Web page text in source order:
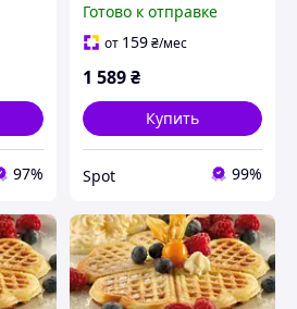
97%
Philips Dual Basket
Airfryer 3000 6L 3L 2 шт
Готово к отправке
от 159₴/мес
1 589₴
Купить
Spot 99%